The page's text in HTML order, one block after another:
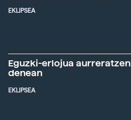
EKLIPSEA
Eguzki-erlojua aurreratzen
denean
EKLIPSEA